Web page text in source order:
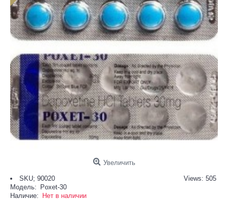
Увеличить
Views: 505
SKU; 90020
Модель:
Poxet-30
Наличие:
Нет в наличии